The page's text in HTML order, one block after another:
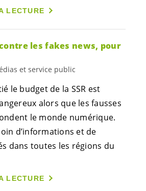
LECTURE
les fakes news, pour
et service public
le budget de la SSR est
alors que les fausses
le monde numérique.
d’informations et de
dans toutes les régions du
LECTURE